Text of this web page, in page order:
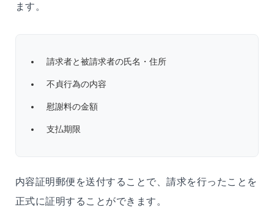
ます。
請求者と被請求者の氏名・住所
不貞行為の内容
慰謝料の金額
支払期限
内容証明郵便を送付することで、請求を行ったことを
正式に証明することができます。